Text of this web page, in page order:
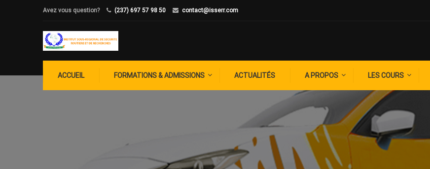
Avez vous question? (237) 697 57 98 50 contact@isserr.com
ACCUEIL FORMATIONS & ADMISSIONS ACTUALITÉS A PROPOS LES COURS